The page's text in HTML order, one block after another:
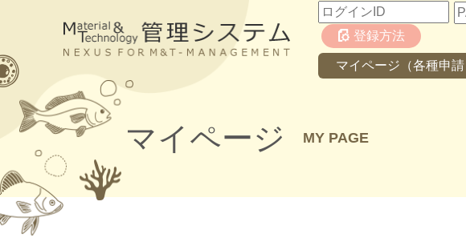
登録方法
マイページ（各種申
マイページ MY PAGE